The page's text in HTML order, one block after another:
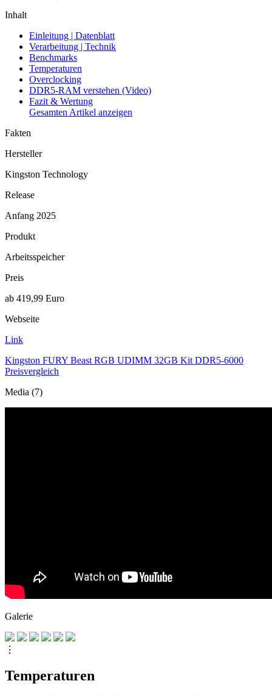
Inhalt
Einleitung | Datenblatt
Verarbeitung | Technik
Benchmarks
Temperaturen
Overclocking
DDR5-RAM verstehen (Video)
Fazit & Wertung
Gesamten Artikel anzeigen
Fakten
Hersteller
Kingston Technology
Release
Anfang 2025
Produkt
Arbeitsspeicher
Preis
ab 419,99 Euro
Webseite
Link
Kingston FURY Beast RGB UDIMM 32GB Kit DDR5-6000
Preisvergleich
Media (7)
Galerie
⋮
Temperaturen